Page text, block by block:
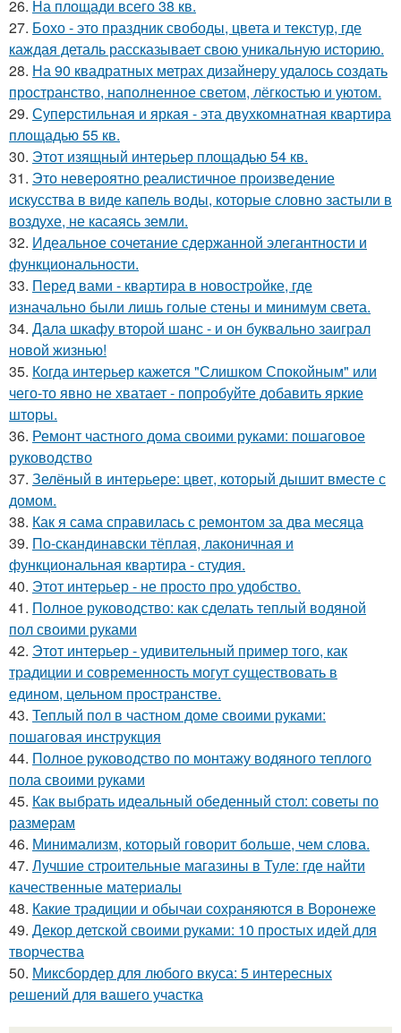
26. На площади всего 38 кв.
27. Бохо - это праздник свободы, цвета и текстур, где
каждая деталь рассказывает свою уникальную историю.
28. На 90 квадратных метрах дизайнеру удалось создать
пространство, наполненное светом, лёгкостью и уютом.
29. Суперстильная и яркая - эта двухкомнатная квартира
площадью 55 кв.
30. Этот изящный интерьер площадью 54 кв.
31. Это невероятно реалистичное произведение
искусства в виде капель воды, которые словно застыли в
воздухе, не касаясь земли.
32. Идеальное сочетание сдержанной элегантности и
функциональности.
33. Перед вами - квартира в новостройке, где
изначально были лишь голые стены и минимум света.
34. Дала шкафу второй шанс - и он буквально заиграл
новой жизнью!
35. Когда интерьер кажется "Слишком Спокойным" или
чего-то явно не хватает - попробуйте добавить яркие
шторы.
36. Ремонт частного дома своими руками: пошаговое
руководство
37. Зелёный в интерьере: цвет, который дышит вместе с
домом.
38. Как я сама справилась с ремонтом за два месяца
39. По-скандинавски тёплая, лаконичная и
функциональная квартира - студия.
40. Этот интерьер - не просто про удобство.
41. Полное руководство: как сделать теплый водяной
пол своими руками
42. Этот интерьер - удивительный пример того, как
традиции и современность могут существовать в
едином, цельном пространстве.
43. Теплый пол в частном доме своими руками:
пошаговая инструкция
44. Полное руководство по монтажу водяного теплого
пола своими руками
45. Как выбрать идеальный обеденный стол: советы по
размерам
46. Минимализм, который говорит больше, чем слова.
47. Лучшие строительные магазины в Туле: где найти
качественные материалы
48. Какие традиции и обычаи сохраняются в Воронеже
49. Декор детской своими руками: 10 простых идей для
творчества
50. Миксбордер для любого вкуса: 5 интересных
решений для вашего участка